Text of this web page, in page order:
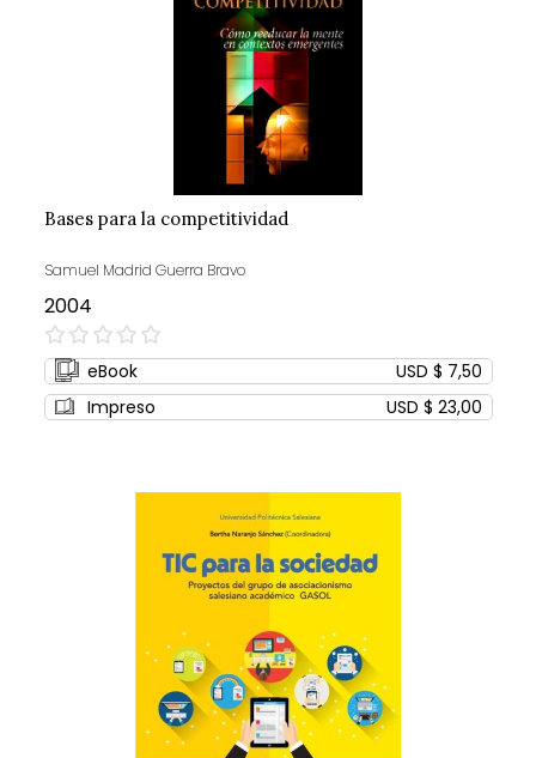
Bases para la competitividad
Samuel Madrid Guerra Bravo
2004
0%
eBook
USD $ 7,50
Impreso
USD $ 23,00